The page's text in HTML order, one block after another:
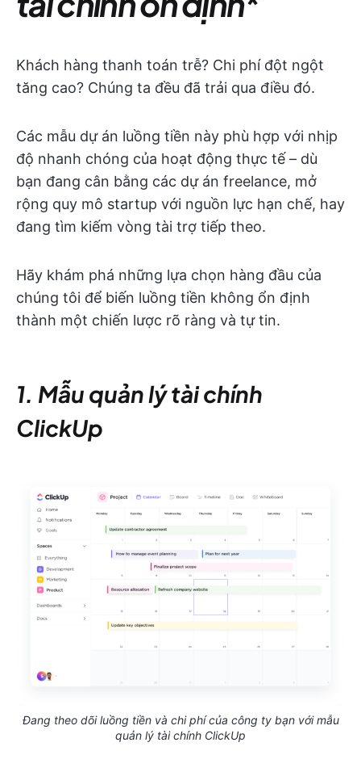
Khách hàng thanh toán trễ? Chi phí đột ngột
tăng cao? Chúng ta đều đã trải qua điều đó.
Các mẫu dự án luồng tiền này phù hợp với nhịp
độ nhanh chóng của hoạt động thực tế – dù
bạn đang cân bằng các dự án freelance, mở
rộng quy mô startup với nguồn lực hạn chế, hay
đang tìm kiếm vòng tài trợ tiếp theo.
Hãy khám phá những lựa chọn hàng đầu của
chúng tôi để biến luồng tiền không ổn định
thành một chiến lược rõ ràng và tự tin.
1. Mẫu quản lý tài chính
ClickUp
Đang theo dõi luồng tiền và chi phí của công ty bạn với mẫu
quản lý tài chính ClickUp